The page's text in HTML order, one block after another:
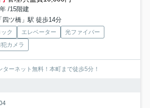
/15階建
四ツ橋」駅 徒歩14分
ク エレベーター
光ファイバー
犯カメラ
ターネット無料！本町まで徒歩5分！